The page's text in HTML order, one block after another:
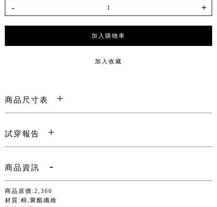
- +
加入購物車
加入收藏
商品尺寸表
試穿報告
商品資訊
商品原價:2,360
材質:棉,聚酯纖維